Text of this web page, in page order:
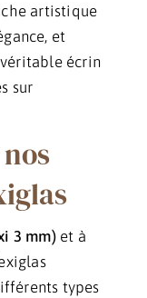
artistique
et
écrin
sur
3 mm)et à
types